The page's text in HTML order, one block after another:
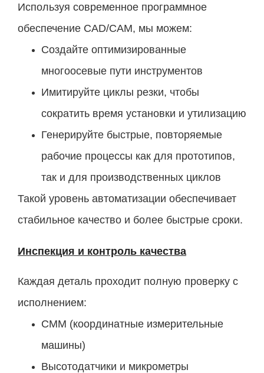
Используя современное программное
обеспечение CAD/CAM, мы можем:
Создайте оптимизированные
многоосевые пути инструментов
Имитируйте циклы резки, чтобы
сократить время установки и утилизацию
Генерируйте быстрые, повторяемые
рабочие процессы как для прототипов,
так и для производственных циклов
Такой уровень автоматизации обеспечивает
стабильное качество и более быстрые сроки.
Инспекция и контроль качества
Каждая деталь проходит полную проверку с
исполнением:
CMM (координатные измерительные
машины)
Высотодатчики и микрометры